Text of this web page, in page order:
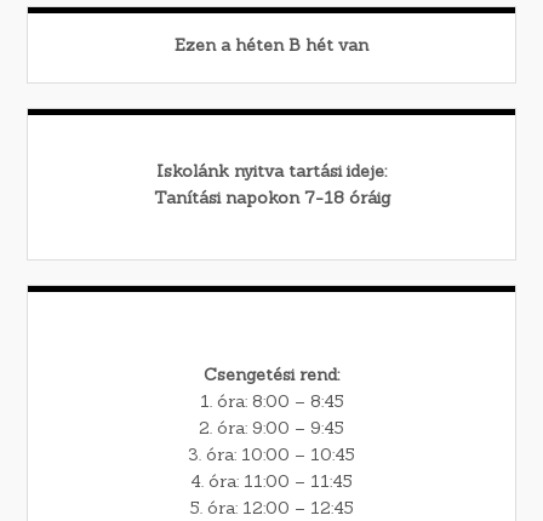
Ezen a héten B hét van
Iskolánk nyitva tartási ideje:
Tanítási napokon 7-18 óráig
Csengetési rend:
1. óra: 8:00 – 8:45
2. óra: 9:00 – 9:45
3. óra: 10:00 – 10:45
4. óra: 11:00 – 11:45
5. óra: 12:00 – 12:45